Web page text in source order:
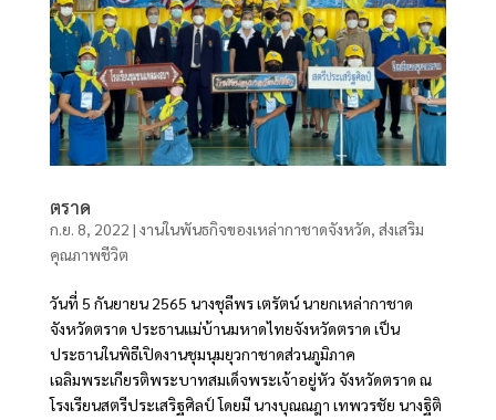
ตราด
ก.ย. 8, 2022 | งานในพันธกิจของเหล่ากาชาดจังหวัด, ส่งเสริม
คุณภาพชีวิต
วันที่ 5 กันยายน 2565 นางชุลีพร เตรัตน์ นายกเหล่ากาชาด
จังหวัดตราด ประธานแม่บ้านมหาดไทยจังหวัดตราด เป็น
ประธานในพิธีเปิดงานชุมนุมยุวกาชาดส่วนภูมิภาค
เฉลิมพระเกียรติพระบาทสมเด็จพระเจ้าอยู่หัว จังหวัดตราด ณ
โรงเรียนสตรีประเสริฐศิลป์ โดยมี นางบุณณฎา เทพวรชัย นางฐิติ